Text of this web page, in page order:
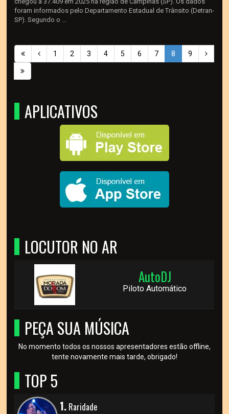
foram informados pelo Departamento Estadual de Trânsito (Detran-
SP). Segundo o ...
1 2 3 4 5 6 7 8 9
APLICATIVOS
LOCUTOR NO AR
AutoDJ
Piloto Automático
PEÇA SUA MÚSICA
No momento todos os nossos apresentadores estão offline,
tente novamente mais tarde, obrigado!
TOP 5
1. Raridade